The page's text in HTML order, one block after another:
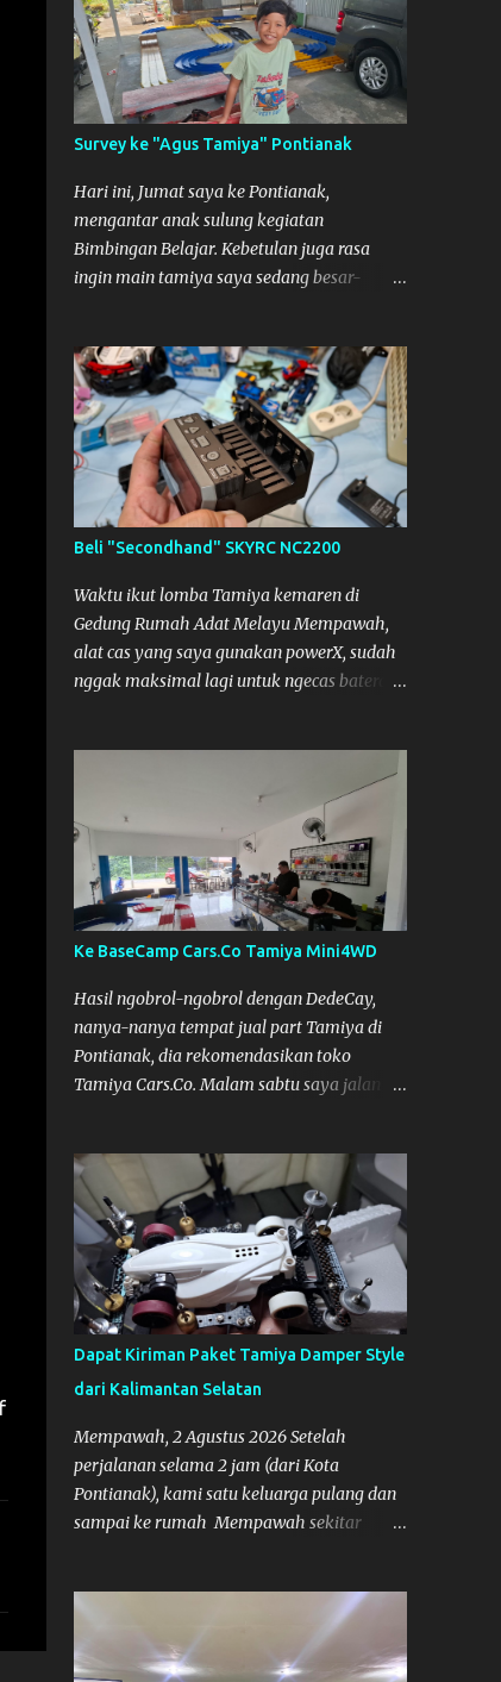
salah., tokonya belum buka. kata ibu2
pemilik, bukanya di jam 1. Saya pulang dulu
ke rumah ortu di Sepakat, untuk istirahat.
So malamnya sebelum pulang ke
Mempawah saya sempatkan lagi kesini.
Saya belanja beberapa part disini. Untuk
Lokasi Tempat:
Survey ke "Agus Tamiya" Pontianak
Hari ini, Jumat saya ke Pontianak,
mengantar anak sulung kegiatan
Bimbingan Belajar. Kebetulan juga rasa
ingin main tamiya saya sedang besar-
Daripada bengong dan sambil nunggu anak
pulang, saya pikir enak kali ya main
Tamiya di Pontianak. Muzkha di Lokasi
Agus Tamiya
Beli "Secondhand" SKYRC NC2200
Waktu ikut lomba Tamiya kemaren di
Gedung Rumah Adat Melayu Mempawah,
alat cas yang saya gunakan powerX, sudah
nggak maksimal lagi untuk ngecas baterai.
pinjam SKYRC NC2200. Alat Cas yang kami
pinjam ini bagus, pengisian Baterainya bisa
lebih maksimal, mobil jadi lebih kencang.
SKYRC NC2200
Ke BaseCamp Cars.Co Tamiya Mini4WD
Hasil ngobrol-ngobrol dengan DedeCay,
nanya-nanya tempat jual part Tamiya di
Pontianak, dia rekomendasikan toko
Tamiya Cars.Co. Malam sabtu saya jalan
sore. Cars.Co Tamiya
Dapat Kiriman Paket Tamiya Damper Style
dari Kalimantan Selatan
Mempawah, 2 Agustus 2026 Setelah
perjalanan selama 2 jam (dari Kota
Pontianak), kami satu keluarga pulang dan
sampai ke rumah Mempawah sekitar
Kalimantan Selatan. Tamiya IDC